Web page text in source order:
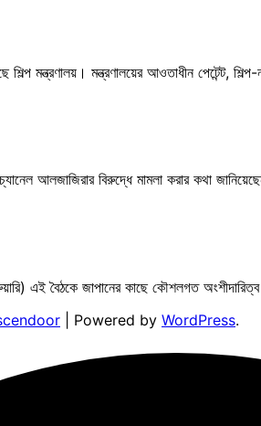
মন্ত্রণালয়। মন্ত্রণালয়ের আওতাধীন পেটেন্ট,
আলজাজিরার বিরুদ্ধে মামলা করার কথা
এই বৈঠকে জাপানের কাছে কৌশলগত
| Powered by WordPress.